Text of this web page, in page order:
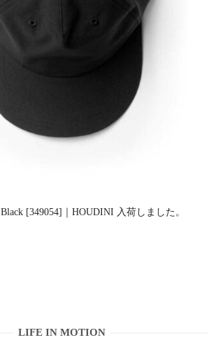
Black [349054]｜HOUDINI 入荷しました。
LIFE IN MOTION